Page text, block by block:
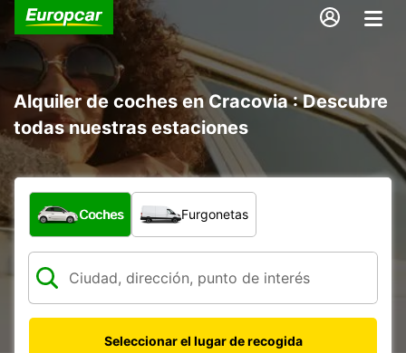
Alquiler de coches en Cracovia : Descubre
todas nuestras estaciones
¿Qué tipo de vehículo?
Coches Furgonetas
Seleccionar el lugar de recogida